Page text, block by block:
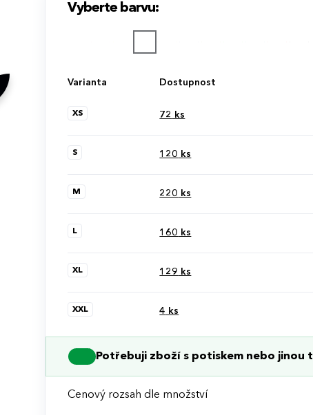
Vyberte barvu:
Varianta Dostupnost
XS 72 ks
S 120 ks
M 220 ks
L 160 ks
XL 129 ks
XXL 4 ks
Potřebuji zboží s potiskem nebo jinou
Cenový rozsah dle množství